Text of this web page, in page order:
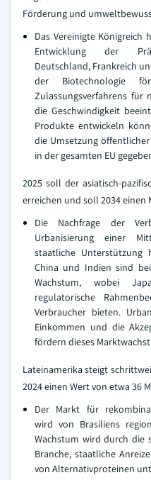
Förderung und
Das Vereinigte
Entwicklung der
Deutschland, Frankreich
der Biotechnologie
Zulassungsverfahrens für
die Geschwindigkeit
Produkte entwickeln
die Umsetzung
in der gesamten EU
2025 soll der asiatisch-
erreichen und soll 2034 einen
Die Nachfrage der
Urbanisierung einer
staatliche Unterstützung
China und Indien sind
Wachstum, wobei
regulatorische
Verbraucher bieten.
Einkommen und die
fördern dieses
Lateinamerika steigt
2024 einen Wert von etwa 36
Der Markt für
wird von Brasiliens
Wachstum wird durch die
Branche, staatliche
von Alternativproteinen